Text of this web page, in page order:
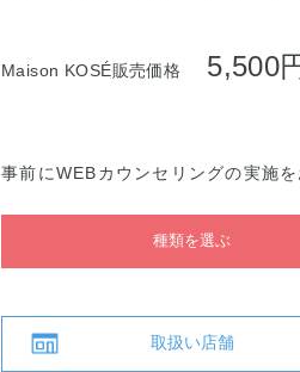
Maison KOSÉ販売価格 5,500
事前にWEBカウンセリングの実施を
種類を選ぶ
取扱い店舗